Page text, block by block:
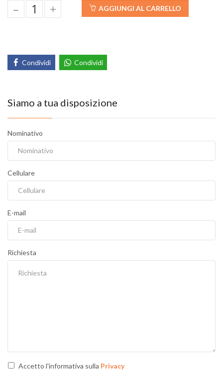
– + AGGIUNGI AL CARRELLO
Condividi Condividi
Siamo a tua disposizione
Nominativo
Cellulare
E-mail
Richiesta
Accetto l'informativa sulla Privacy